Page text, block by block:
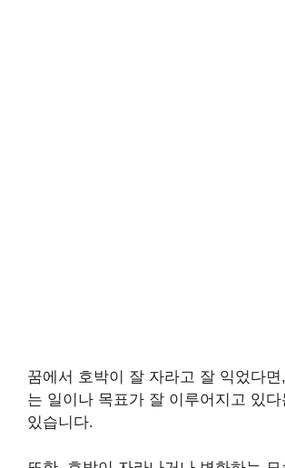
꿈에서 호박이 잘 자라고 잘 익었다
는 일이나 목표가 잘 이루어지고 있
있습니다.